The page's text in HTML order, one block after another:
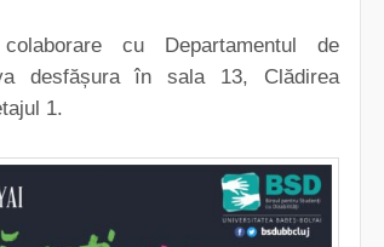
cu Departamentul de
desfășura în sala 13, Clădirea
1.